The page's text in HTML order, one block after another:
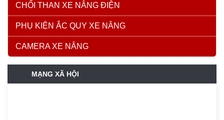
CHỔI THAN XE NÂNG ĐIỆN
PHỤ KIỆN ẮC QUY XE NÂNG
CAMERA XE NÂNG
MẠNG XÃ HỘI